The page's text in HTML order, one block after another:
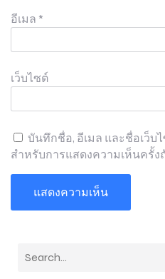
อีเมล *
เว็บไซต์
บันทึกชื่อ, อีเมล และชื่อเว็บ
สำหรับการแสดงความเห็นครั้ง